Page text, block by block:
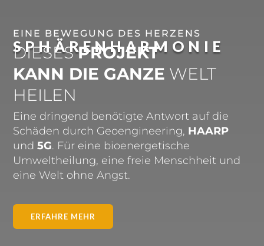
SPHÄRENHARMONIE
EINE BEWEGUNG DES HERZENS
DIESESPROJEKT
KANN DIE GANZE WELT
HEILEN
Eine dringend benötigte Antwort auf die
Schäden durch Geoengineering, HAARP
und5G. Für eine bioenergetische
Umweltheilung, eine freie Menschheit und
eine Welt ohne Angst.
ERFAHRE MEHR